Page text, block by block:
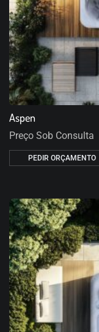
Aspen
Preço Sob Consulta
PEDIR ORÇAMENTO